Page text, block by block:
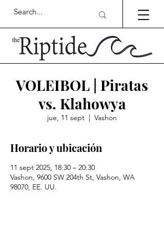
VOLEIBOL | Piratas
vs. Klahowya
jue, 11 sept
  |
Vashon
Horario y ubicación
11 sept 2025, 18:30 – 20:30
Vashon, 9600 SW 204th St, Vashon, WA
98070, EE. UU.